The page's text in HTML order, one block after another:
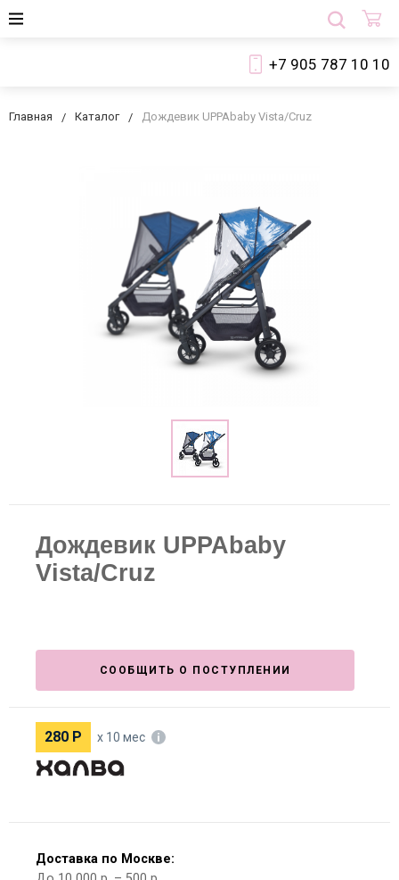
+7 905 787 10 10
Главная Каталог Дождевик UPPAbaby Vista/Cruz
Дождевик UPPAbaby
Vista/Cruz
СООБЩИТЬ О ПОСТУПЛЕНИИ
280 Р х 10 мес
Доставка по Москве: